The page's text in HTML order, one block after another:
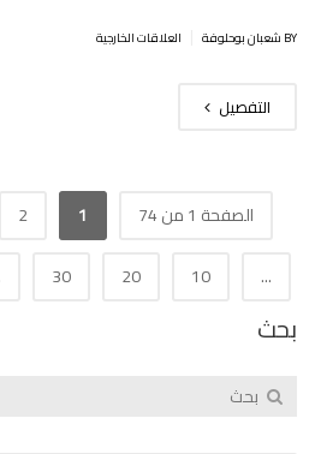
BY شعبان بوحلوفة العلاقات الخارجية
التفصيل
الصفحة 1 من 74 1
2
...
10
20
30
بحث